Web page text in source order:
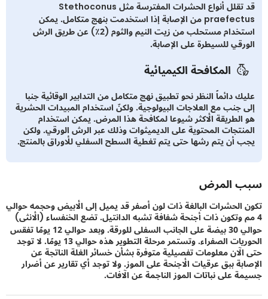
قد تقلل أنواع الحشرات المفترسة مثل Stethoconus
praefectus من الإصابة إذا استخدمت بنهج متكامل. يمكن
استخدام مستحلب من زيت النيم والثوم (2٪) عن طريق الرش
للسيطرة على الإصابة.
المكافحة الكيميائية
دائماً النظر نحو تطبيق نهج متكامل من التدابير الوقائية جنبا
جنب مع العلاجات البيولوجية. ولكنّ استخدام المبيدات الحشرية
الأكثر شيوعا لمكافحة هذا المرض. يمكن استخدام
المحتوية على الديميثوات وذلك عبر الرش الورقي. ولكن
أن يتم رشها حتى يتم تغطية السطح السفلي للأوراق بالمنتج.
المرض
البالغة ذات لون أصفر قد يميل إلى الأبيض وحجمه حوالي
وتكون ذات أجنحة شفافة تشبه الدانتيل. تضع الخنفساء (الأنثى)
حوالي 30 بيضة على الجانب السفلى للورقة. وبعد حوالي 12 يومًا تفقس
الحوريات الصفراء. وتستمر مرحلة التطوير هذه حوالي 13 يومًا. لا توجد
معلومات تفصيلية متوفرة بشأن خسائر الغلة الناتجة عن
ببق عرقيات الأجنحة على الموز. ولا توجد أي تقارير عن أضرار
على نباتات الموز الناجمة عن الآفات.